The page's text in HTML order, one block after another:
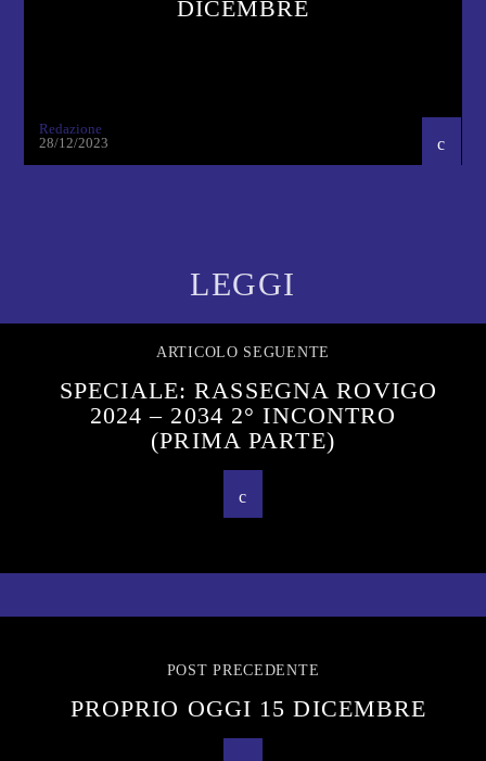
DICEMBRE
Redazione
28/12/2023
LEGGI
ARTICOLO SEGUENTE
SPECIALE: RASSEGNA ROVIGO
2024 – 2034 2° INCONTRO
(PRIMA PARTE)
POST PRECEDENTE
PROPRIO OGGI 15 DICEMBRE